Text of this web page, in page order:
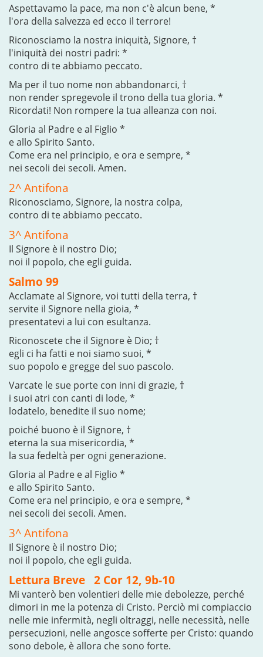
Aspettavamo la pace, ma non c'è alcun bene, *
l'ora della salvezza ed ecco il terrore!
Riconosciamo la nostra iniquità, Signore, †
l'iniquità dei nostri padri: *
contro di te abbiamo peccato.
Ma per il tuo nome non abbandonarci, †
non render spregevole il trono della tua gloria. *
Ricordati! Non rompere la tua alleanza con noi.
Gloria al Padre e al Figlio *
e allo Spirito Santo.
Come era nel principio, e ora e sempre, *
nei secoli dei secoli. Amen.
2^ Antifona
Riconosciamo, Signore, la nostra colpa,
contro di te abbiamo peccato.
3^ Antifona
Il Signore è il nostro Dio;
noi il popolo, che egli guida.
Salmo 99
Acclamate al Signore, voi tutti della terra, †
servite il Signore nella gioia, *
presentatevi a lui con esultanza.
Riconoscete che il Signore è Dio; †
egli ci ha fatti e noi siamo suoi, *
suo popolo e gregge del suo pascolo.
Varcate le sue porte con inni di grazie, †
i suoi atri con canti di lode, *
lodatelo, benedite il suo nome;
poiché buono è il Signore, †
eterna la sua misericordia, *
la sua fedeltà per ogni generazione.
Gloria al Padre e al Figlio *
e allo Spirito Santo.
Come era nel principio, e ora e sempre, *
nei secoli dei secoli. Amen.
3^ Antifona
Il Signore è il nostro Dio;
noi il popolo, che egli guida.
Lettura Breve 2 Cor 12, 9b-10
Mi vanterò ben volentieri delle mie debolezze, perché
dimori in me la potenza di Cristo. Perciò mi compiaccio
nelle mie infermità, negli oltraggi, nelle necessità, nelle
persecuzioni, nelle angosce sofferte per Cristo: quando
sono debole, è allora che sono forte.